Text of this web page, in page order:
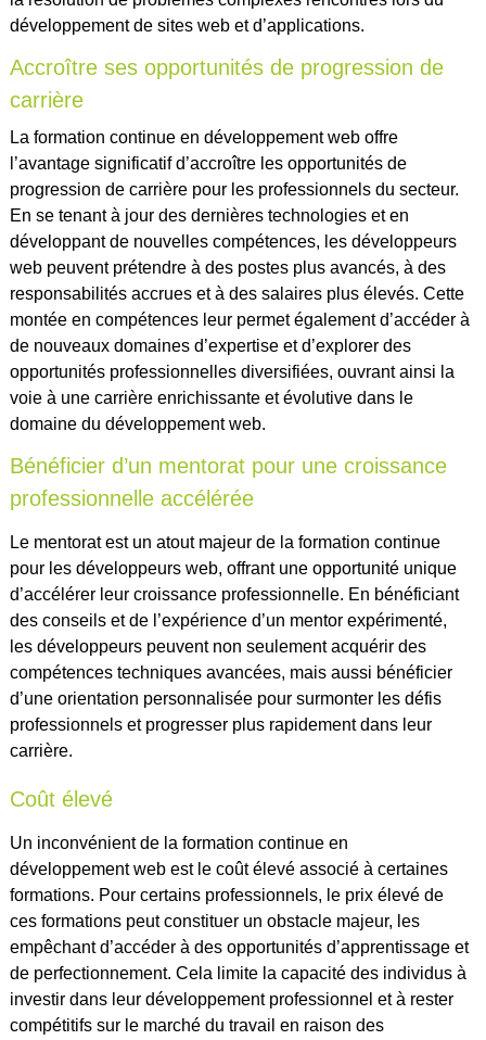
développement de sites web et d’applications.
Accroître ses opportunités de progression de
carrière
La formation continue en développement web offre
l’avantage significatif d’accroître les opportunités de
progression de carrière pour les professionnels du secteur.
En se tenant à jour des dernières technologies et en
développant de nouvelles compétences, les développeurs
web peuvent prétendre à des postes plus avancés, à des
responsabilités accrues et à des salaires plus élevés. Cette
montée en compétences leur permet également d’accéder à
de nouveaux domaines d’expertise et d’explorer des
opportunités professionnelles diversifiées, ouvrant ainsi la
voie à une carrière enrichissante et évolutive dans le
domaine du développement web.
Bénéficier d’un mentorat pour une croissance
professionnelle accélérée
Le mentorat est un atout majeur de la formation continue
pour les développeurs web, offrant une opportunité unique
d’accélérer leur croissance professionnelle. En bénéficiant
des conseils et de l’expérience d’un mentor expérimenté,
les développeurs peuvent non seulement acquérir des
compétences techniques avancées, mais aussi bénéficier
d’une orientation personnalisée pour surmonter les défis
professionnels et progresser plus rapidement dans leur
carrière.
Coût élevé
Un inconvénient de la formation continue en
développement web est le coût élevé associé à certaines
formations. Pour certains professionnels, le prix élevé de
ces formations peut constituer un obstacle majeur, les
empêchant d’accéder à des opportunités d’apprentissage et
de perfectionnement. Cela limite la capacité des individus à
investir dans leur développement professionnel et à rester
compétitifs sur le marché du travail en raison des